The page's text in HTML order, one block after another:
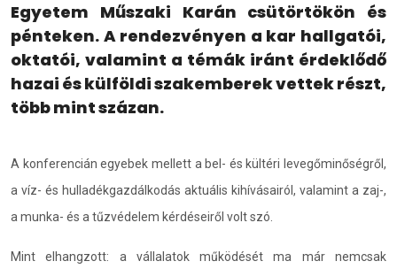
Egyetem Műszaki Karán csütörtökön és
pénteken. A rendezvényen a kar hallgatói,
oktatói, valamint a témák iránt érdeklődő
hazai és külföldi szakemberek vettek részt,
több mint százan.
A konferencián egyebek mellett a bel- és kültéri levegőminőségről,
a víz- és hulladékgazdálkodás aktuális kihívásairól, valamint a zaj-,
a munka- és a tűzvédelem kérdéseiről volt szó.
Mint elhangzott: a vállalatok működését ma már nemcsak